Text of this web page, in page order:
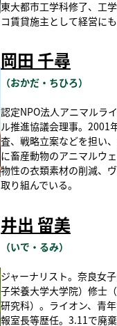
東大都市工学科修了、工
コ賃貸施主として経営にも
岡田 千尋
（おかだ・ちひろ）
認定NPO法人アニマルラ
ル推進協議会理事。2001
査、戦略立案などを担い
に畜産動物のアニマルウ
物性の衣類素材の削減、
取り組んでいる。
井出 留美
（いで・るみ）
ジャーナリスト。奈良女
子栄養大学大学院）修士
研究科）。ライオン、青
報室長等歴任。3.11で廃